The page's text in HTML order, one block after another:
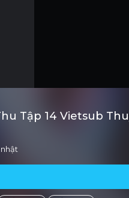
Tập 14 Vietsub